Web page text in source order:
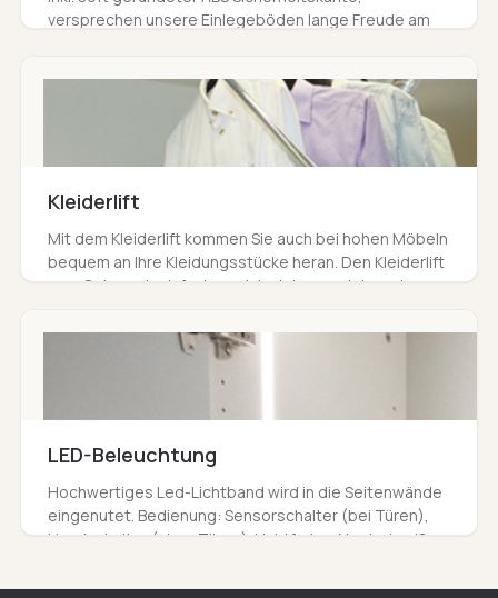
versprechen unsere Einlegeböden lange Freude am
Kleiderlift
Mit dem Kleiderlift kommen Sie auch bei hohen Möbeln
bequem an Ihre Kleidungsstücke heran. Den Kleiderlift
zum Gebrauch einfach zu sich ziehen und danach
LED-Beleuchtung
Hochwertiges Led-Lichtband wird in die Seitenwände
eingenutet. Bedienung: Sensorschalter (bei Türen),
Handschalter (ohne Türen). Lichtfarbe: Neutralweiß